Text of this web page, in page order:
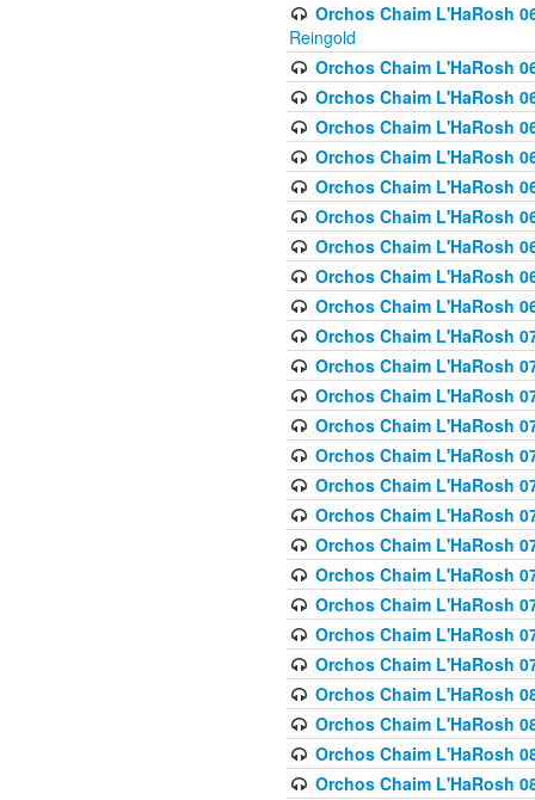
Orchos Chaim L'HaRosh
Reingold
Orchos Chaim L'HaRosh
Orchos Chaim L'HaRosh
Orchos Chaim L'HaRosh
Orchos Chaim L'HaRosh
Orchos Chaim L'HaRosh
Orchos Chaim L'HaRosh
Orchos Chaim L'HaRosh
Orchos Chaim L'HaRosh
Orchos Chaim L'HaRosh
Orchos Chaim L'HaRosh
Orchos Chaim L'HaRosh
Orchos Chaim L'HaRosh
Orchos Chaim L'HaRosh
Orchos Chaim L'HaRosh
Orchos Chaim L'HaRosh
Orchos Chaim L'HaRosh
Orchos Chaim L'HaRosh
Orchos Chaim L'HaRosh
Orchos Chaim L'HaRosh
Orchos Chaim L'HaRosh
Orchos Chaim L'HaRosh
Orchos Chaim L'HaRosh
Orchos Chaim L'HaRosh
Orchos Chaim L'HaRosh
Orchos Chaim L'HaRosh